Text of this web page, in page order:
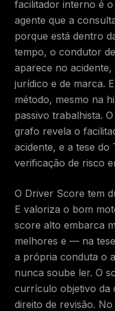
facilitador interno é
agente que a
porque está dentro
tempo, o condutor
aparece no
jurídico e de marca.
método, mesmo na
passivo trabalhista.
grafo revela o
acidente, e a tese
verificação de risco
O Driver Score tem
E valoriza o bom
score alto embarca
melhores e — na
a própria conduta o
nunca soube ler. O
currículo objetivo da
direito de revisão.